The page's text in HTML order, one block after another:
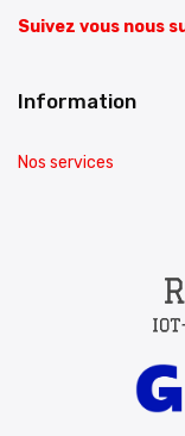
Suivez vous nous
Information
Nos services